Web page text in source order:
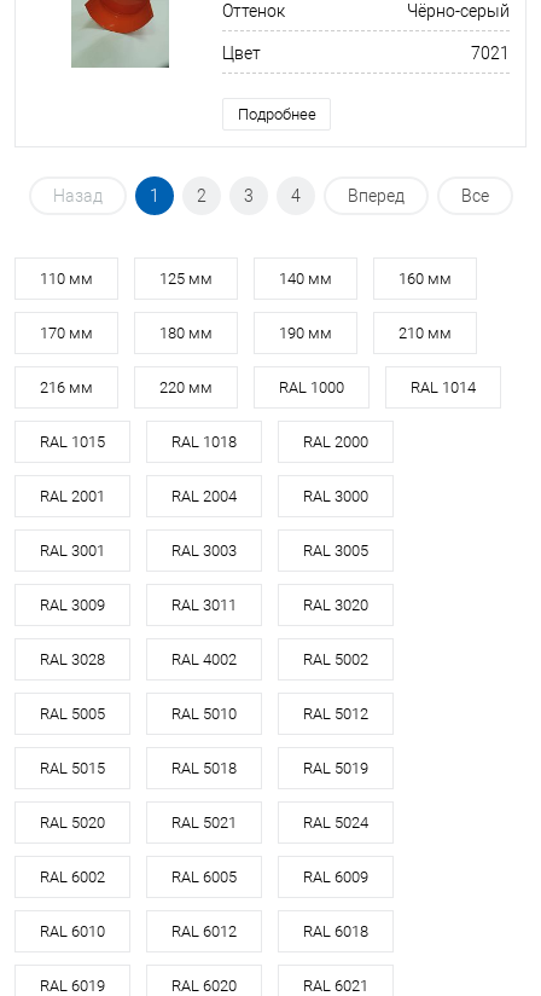
Оттенок Чёрно-серый
Цвет 7021
Подробнее
Назад 1 2 3 4 Вперед Все
110 мм 125 мм 140 мм 160 мм
170 мм 180 мм 190 мм 210 мм
216 мм 220 мм RAL 1000 RAL 1014
RAL 1015 RAL 1018 RAL 2000
RAL 2001 RAL 2004 RAL 3000
RAL 3001 RAL 3003 RAL 3005
RAL 3009 RAL 3011 RAL 3020
RAL 3028 RAL 4002 RAL 5002
RAL 5005 RAL 5010 RAL 5012
RAL 5015 RAL 5018 RAL 5019
RAL 5020 RAL 5021 RAL 5024
RAL 6002 RAL 6005 RAL 6009
RAL 6010 RAL 6012 RAL 6018
RAL 6019 RAL 6020 RAL 6021